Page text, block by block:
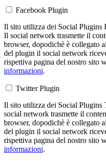
Facebook Plugin
Il sito utilizza dei Social Plugins
Il social network trasmette il
browser, dopodichè è collegato
del plugin il social network
rispettiva pagina del nostro sito
informazioni.
Twitter Plugin
Il sito utilizza dei Social
social network trasmette il
browser, dopodichè è collegato
del plugin il social network
rispettiva pagina del nostro sito
informazioni.